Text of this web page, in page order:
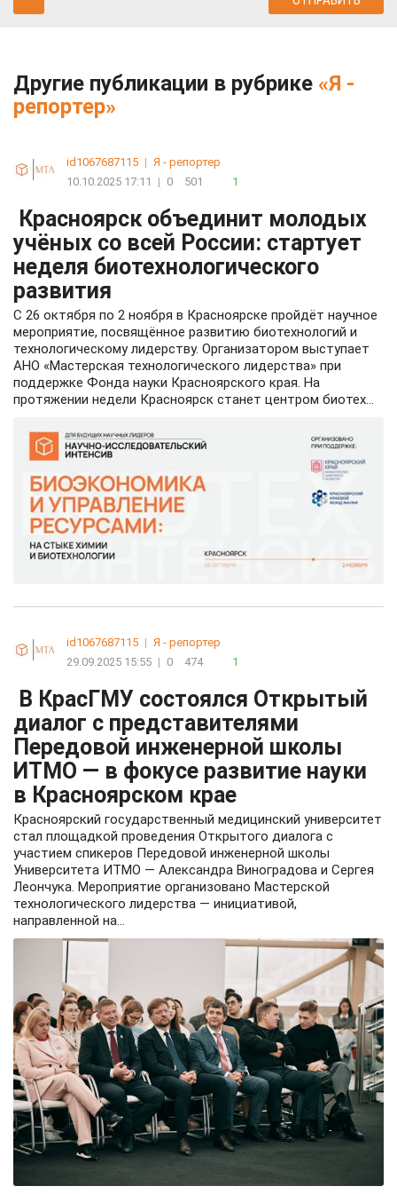
Другие публикации в рубрике «Я -
репортер»
id1067687115 | Я - репортер
10.10.2025 17:11
| 0 501 1
Красноярск объединит молодых
учёных со всей России: стартует
неделя биотехнологического
развития
С 26 октября по 2 ноября в Красноярске пройдёт научное
мероприятие, посвящённое развитию биотехнологий и
технологическому лидерству. Организатором выступает
АНО «Мастерская технологического лидерства» при
поддержке Фонда науки Красноярского края. На
протяжении недели Красноярск станет центром биотех...
id1067687115 | Я - репортер
29.09.2025 15:55 | 0 474 1
В КрасГМУ состоялся Открытый
диалог с представителями
Передовой инженерной школы
ИТМО — в фокусе развитие науки
в Красноярском крае
Красноярский государственный медицинский университет
стал площадкой проведения Открытого диалога с
участием спикеров Передовой инженерной школы
Университета ИТМО — Александра Виноградова и Сергея
Леончука. Мероприятие организовано Мастерской
технологического лидерства — инициативой,
направленной на...